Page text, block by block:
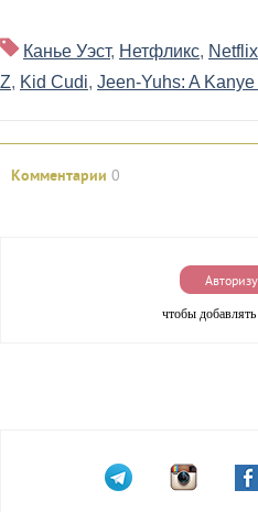
Канье Уэст, Нетфликс, Netflix
Z, Kid Cudi, Jeen-Yuhs: A
Комментарии 0
чтобы